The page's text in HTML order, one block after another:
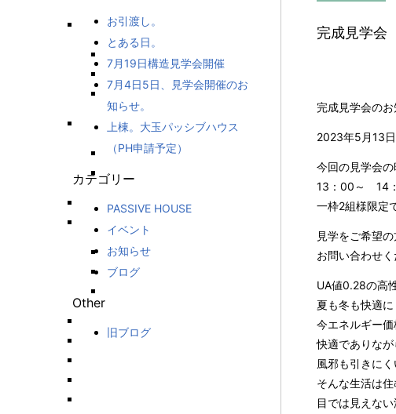
お引渡し。
とある日。
7月19日構造見学会開催
7月4日5日、見学会開催のお
知らせ。
上棟。大玉パッシブハウス
（PH申請予定）
カテゴリー
PASSIVE HOUSE
イベント
お知らせ
ブログ
Other
旧ブログ
完成見学会
完成見学会のお
2023年5月13
今回の見学会
13：00～ 14
一枠2組様限定
見学をご希望
お問い合わせく
UA値0.28の高
夏も冬も快適に
今エネルギー
快適でありな
風邪も引きに
そんな生活は住
目では見えな